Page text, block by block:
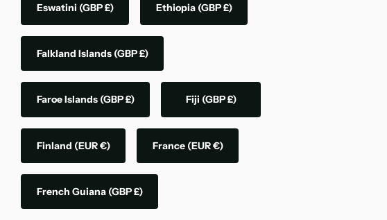
Eswatini (GBP £) Ethiopia (GBP £)
Falkland Islands (GBP £)
Faroe Islands (GBP £) Fiji (GBP £)
Finland (EUR €) France (EUR €)
French Guiana (GBP £)